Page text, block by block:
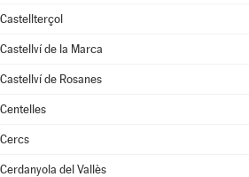
Castellterçol
Castellví de la Marca
Castellví de Rosanes
Centelles
Cercs
Cerdanyola del Vallès